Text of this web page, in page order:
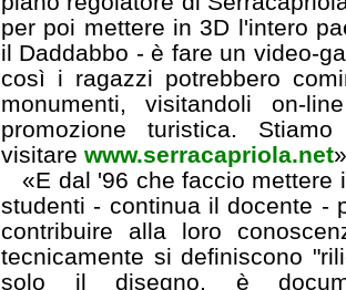
per poi mettere in 3D l'intero
il Daddabbo - è fare un video-
così i ragazzi potrebbero
monumenti, visitandoli on-
promozione turistica.
visitare www.serracapriola.net
«E dal '96 che faccio mettere
studenti - continua il docente -
contribuire alla loro
tecnicamente si definiscono
solo il disegno, è